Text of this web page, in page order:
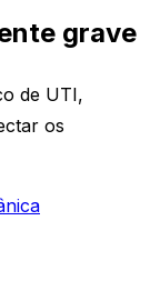
grave
de UTI,
os